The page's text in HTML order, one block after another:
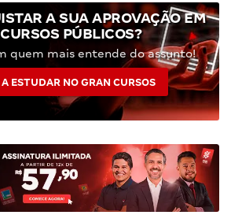
A SUA APROVAÇÃO EM
PÚBLICOS?
quem mais entende do assunto!
ESTUDAR NO GRAN CURSOS